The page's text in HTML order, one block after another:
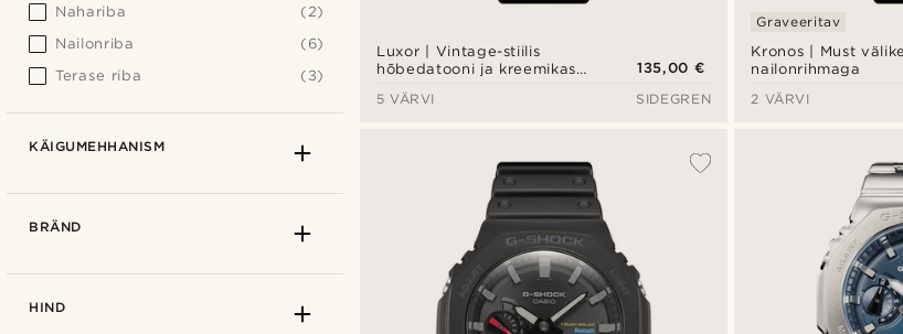
Luxor | Vintage-stiilis
hõbedatooni ja kreemikas
käekell
135,00 €
5 VÄRVI
SIDEGREN
Kronos | Must
nailonrihmaga
Graveeritav
2 VÄRVI
Nahariba
(2)
Nailonriba
(6)
Terase riba
(3)
KÄIGUMEHHANISM
BRÄND
HIND